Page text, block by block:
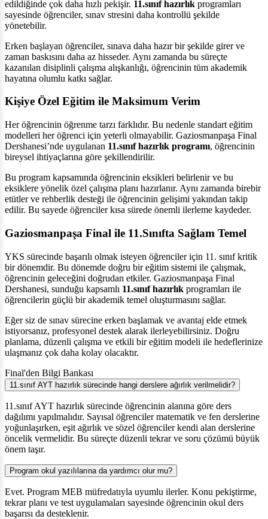
edildiğinde çok daha hızlı pekişir. 11.sınıf hazırlık programları
sayesinde öğrenciler, sınav stresini daha kontrollü şekilde
yönetebilir.
Erken başlayan öğrenciler, sınava daha hazır bir şekilde girer ve
zaman baskısını daha az hisseder. Aynı zamanda bu süreçte
kazanılan disiplinli çalışma alışkanlığı, öğrencinin tüm akademik
hayatına olumlu katkı sağlar.
Kişiye Özel Eğitim ile Maksimum Verim
Her öğrencinin öğrenme tarzı farklıdır. Bu nedenle standart eğitim
modelleri her öğrenci için yeterli olmayabilir. Gaziosmanpaşa Final
Dershanesi’nde uygulanan 11.sınıf hazırlık programı, öğrencinin
bireysel ihtiyaçlarına göre şekillendirilir.
Bu program kapsamında öğrencinin eksikleri belirlenir ve bu
eksiklere yönelik özel çalışma planı hazırlanır. Aynı zamanda birebir
etütler ve rehberlik desteği ile öğrencinin gelişimi yakından takip
edilir. Bu sayede öğrenciler kısa sürede önemli ilerleme kaydeder.
Gaziosmanpaşa Final ile 11.Sınıfta Sağlam Temel
YKS sürecinde başarılı olmak isteyen öğrenciler için 11. sınıf kritik
bir dönemdir. Bu dönemde doğru bir eğitim sistemi ile çalışmak,
öğrencinin geleceğini doğrudan etkiler. Gaziosmanpaşa Final
Dershanesi, sunduğu kapsamlı 11.sınıf hazırlık programları ile
öğrencilerin güçlü bir akademik temel oluşturmasını sağlar.
Eğer siz de sınav sürecine erken başlamak ve avantaj elde etmek
istiyorsanız, profesyonel destek alarak ilerleyebilirsiniz. Doğru
planlama, düzenli çalışma ve etkili bir eğitim modeli ile hedeflerinize
ulaşmanız çok daha kolay olacaktır.
Final'den Bilgi Bankası
11.sınıf AYT hazırlık sürecinde hangi derslere ağırlık verilmelidir?
11.sınıf AYT hazırlık sürecinde öğrencinin alanına göre ders
dağılımı yapılmalıdır. Sayısal öğrenciler matematik ve fen derslerine
yoğunlaşırken, eşit ağırlık ve sözel öğrenciler kendi alan derslerine
öncelik vermelidir. Bu süreçte düzenli tekrar ve soru çözümü büyük
önem taşır.
Program okul yazılılarına da yardımcı olur mu?
Evet. Program MEB müfredatıyla uyumlu ilerler. Konu pekiştirme,
tekrar planı ve test uygulamaları sayesinde öğrencinin okul ders
başarısı da desteklenir.